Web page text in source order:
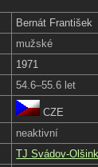
Bernát František
mužské
1971
54.6–55.6 let
CZE
neaktivní
TJ Svádov-